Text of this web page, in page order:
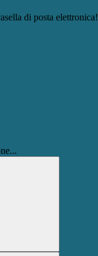
di posta elettronica!